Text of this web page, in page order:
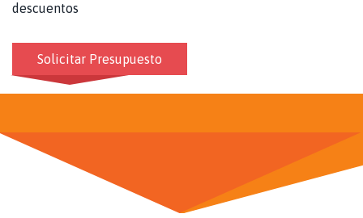
descuentos
Solicitar Presupuesto